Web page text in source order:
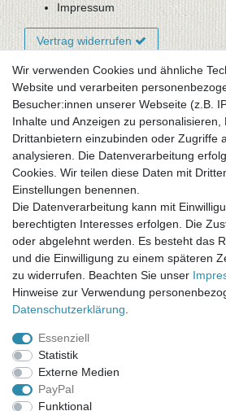
Impressum
Vertrag widerrufen
Newsletter-Anmeldung
FAQ / Fragen
Mein Warenkorb
Mein Merkzettel
Mein Konto
UNSER LADENGESCHÄFT
Gottlieb-Daimler-Str. 10
33334 Gütersloh
ÖFFNUNGSZEITEN
Montag - Dienstag: 8.00 - 18.00 Uhr,
Donnerstag: 8.00 - 18.00 Uhr, Freitag
KUNDENSERVICE
Telefon: (05241) 403 22 38
E-Mail: info@stoffamstueck.de
Wir verwenden Cookies und ähnliche
Website und verarbeiten
Besucher:innen unserer Webseite (z.B.
Inhalte und Anzeigen zu personalisieren,
Drittanbietern einzubinden oder Zugriffe
analysieren. Die Datenverarbeitung
Cookies. Wir teilen diese Daten mit
Einstellungen benennen.
Die Datenverarbeitung kann mit
berechtigten Interesses erfolgen. Die
oder abgelehnt werden. Es besteht das
und die Einwilligung zu einem späteren
zu widerrufen. Beachten Sie unser
Hinweise zur Verwendung
Daten­schutz­erklärung
Essenziell
Statistik
Externe Medien
PayPal
Funktional